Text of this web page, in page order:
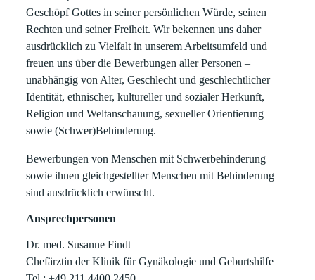
Geschöpf Gottes in seiner persönlichen Würde, seinen
Rechten und seiner Freiheit. Wir bekennen uns daher
ausdrücklich zu Vielfalt in unserem Arbeitsumfeld und
freuen uns über die Bewerbungen aller Personen –
unabhängig von Alter, Geschlecht und geschlechtlicher
Identität, ethnischer, kultureller und sozialer Herkunft,
Religion und Weltanschauung, sexueller Orientierung
sowie (Schwer)Behinderung.
Bewerbungen von Menschen mit Schwerbehinderung
sowie ihnen gleichgestellter Menschen mit Behinderung
sind ausdrücklich erwünscht.
Ansprechpersonen
Dr. med. Susanne Findt
Chefärztin der Klinik für Gynäkologie und Geburtshilfe